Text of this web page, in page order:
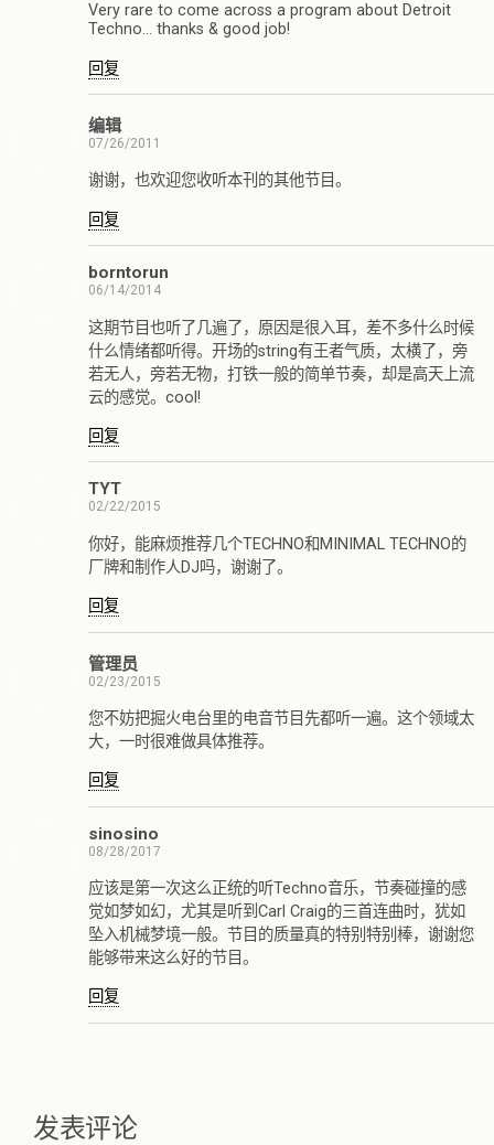
Very rare to come across a program about Detroit
Techno… thanks & good job!
回复
编辑
07/26/2011
谢谢，也欢迎您收听本刊的其他节目。
回复
borntorun
06/14/2014
这期节目也听了几遍了，原因是很入耳，差不多什么时候
什么情绪都听得。开场的string有王者气质，太横了，旁
若无人，旁若无物，打铁一般的简单节奏，却是高天上流
云的感觉。cool!
回复
TYT
02/22/2015
你好，能麻烦推荐几个TECHNO和MINIMAL TECHNO的
厂牌和制作人DJ吗，谢谢了。
回复
管理员
02/23/2015
您不妨把掘火电台里的电音节目先都听一遍。这个领域太
大，一时很难做具体推荐。
回复
sinosino
08/28/2017
应该是第一次这么正统的听Techno音乐，节奏碰撞的感
觉如梦如幻，尤其是听到Carl Craig的三首连曲时，犹如
坠入机械梦境一般。节目的质量真的特别特别棒，谢谢您
能够带来这么好的节目。
回复
发表评论